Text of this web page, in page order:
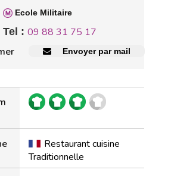
Ecole Militaire
Tel : 09 88 31 75 17
Envoyer par mail
Restaurant cuisine
Traditionnelle